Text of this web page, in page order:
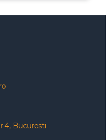
4, Bucuresti